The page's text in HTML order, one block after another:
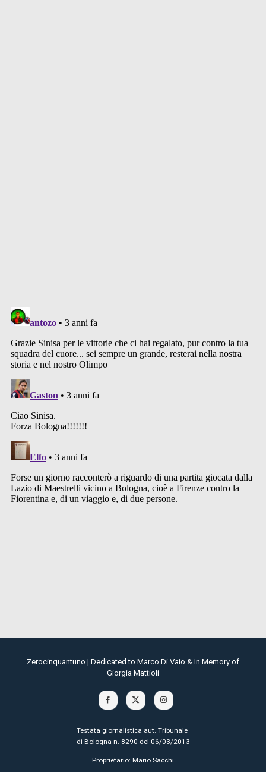
Zerocinquantuno | Dedicated to Marco Di Vaio & In Memory of
Giorgia Mattioli
Testata giornalistica aut. Tribunale
di Bologna n. 8290 del 06/03/2013
Proprietario: Mario Sacchi